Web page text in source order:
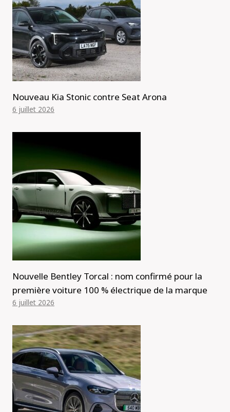
Nouveau Kia Stonic contre Seat Arona
6 juillet 2026
Nouvelle Bentley Torcal : nom confirmé pour la
première voiture 100 % électrique de la marque
6 juillet 2026